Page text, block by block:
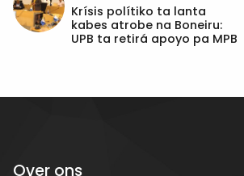
Krísis polítiko ta lanta
kabes atrobe na Boneiru:
UPB ta retirá apoyo pa MPB
Over ons